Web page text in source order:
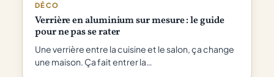
DÉCO
Verrière en aluminium sur mesure : le guide
pour ne pas se rater
Une verrière entre la cuisine et le salon, ça change
une maison. Ça fait entrer la…